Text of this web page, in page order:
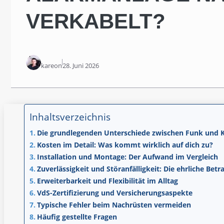
VERKABELT?
kareon28. Juni 2026
Inhaltsverzeichnis
Die grundlegenden Unterschiede zwischen Funk und
Kosten im Detail: Was kommt wirklich auf dich zu?
Installation und Montage: Der Aufwand im Vergleich
Zuverlässigkeit und Störanfälligkeit: Die ehrliche
Erweiterbarkeit und Flexibilität im Alltag
VdS-Zertifizierung und Versicherungsaspekte
Typische Fehler beim Nachrüsten vermeiden
Häufig gestellte Fragen